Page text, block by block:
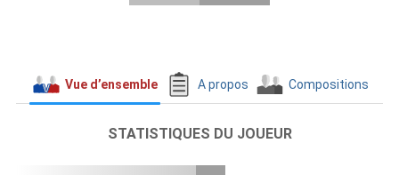
Vue d’ensemble A propos Compositions
STATISTIQUES DU JOUEUR